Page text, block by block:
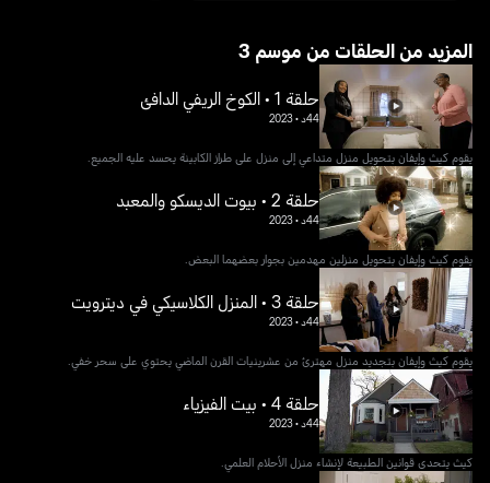
3 المزيد من الحلقات من موسم
حلقة 1 • الكوخ الريفي الدافئ
44د •
2023
يقوم كيث وإيفان بتحويل منزل متداعي إلى منزل على طراز الكابينة يحسد عليه الجميع.
حلقة 2 • بيوت الديسكو والمعبد
44د •
2023
يقوم كيث وإيفان بتحويل منزلين مهدمين بجوار بعضهما البعض.
حلقة 3 • المنزل الكلاسيكي في ديترويت
44د •
2023
يقوم كيث وإيفان بتجديد منزل مهترئ من عشرينيات القرن الماضي يحتوي على سحر خفي.
حلقة 4 • بيت الفيزياء
44د •
2023
كيث يتحدى قوانين الطبيعة لإنشاء منزل الأحلام العلمي.